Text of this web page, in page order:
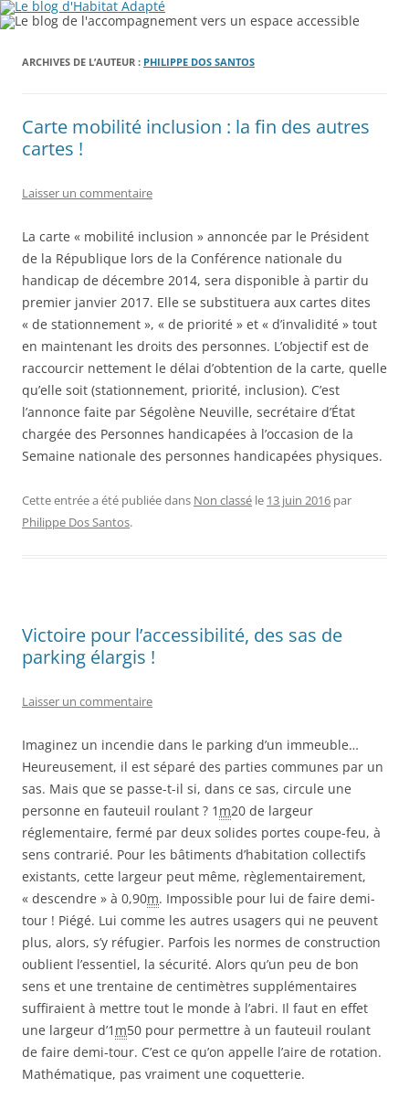
ARCHIVES DE L’AUTEUR : PHILIPPE DOS SANTOS
Carte mobilité inclusion : la fin des autres
cartes !
Laisser un commentaire
La carte « mobilité inclusion » annoncée par le Président
de la République lors de la Conférence nationale du
handicap de décembre 2014, sera disponible à partir du
premier janvier 2017. Elle se substituera aux cartes dites
« de stationnement », « de priorité » et « d’invalidité » tout
en maintenant les droits des personnes. L’objectif est de
raccourcir nettement le délai d’obtention de la carte, quelle
qu’elle soit (stationnement, priorité, inclusion). C’est
l’annonce faite par Ségolène Neuville, secrétaire d’État
chargée des Personnes handicapées à l’occasion de la
Semaine nationale des personnes handicapées physiques.
Cette entrée a été publiée dans Non classé le 13 juin 2016 par
Philippe Dos Santos.
Victoire pour l’accessibilité, des sas de
parking élargis !
Laisser un commentaire
Imaginez un incendie dans le parking d’un immeuble…
Heureusement, il est séparé des parties communes par un
sas. Mais que se passe-t-il si, dans ce sas, circule une
personne en fauteuil roulant ? 1 m20 de largeur
réglementaire, fermé par deux solides portes coupe-feu, à
sens contrarié. Pour les bâtiments d’habitation collectifs
existants, cette largeur peut même, règlementairement,
« descendre » à 0,90m. Impossible pour lui de faire demi-
tour ! Piégé. Lui comme les autres usagers qui ne peuvent
plus, alors, s’y réfugier. Parfois les normes de construction
oublient l’essentiel, la sécurité. Alors qu’un peu de bon
sens et une trentaine de centimètres supplémentaires
suffiraient à mettre tout le monde à l’abri. Il faut en effet
une largeur d’1 m50 pour permettre à un fauteuil roulant
de faire demi-tour. C’est ce qu’on appelle l’aire de rotation.
Mathématique, pas vraiment une coquetterie.